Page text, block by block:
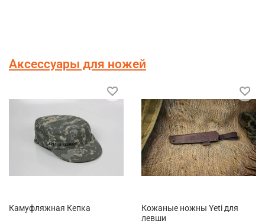
Аксессуары для ножей
Камуфляжная Кепка
Кожаные ножны Yeti для
левши